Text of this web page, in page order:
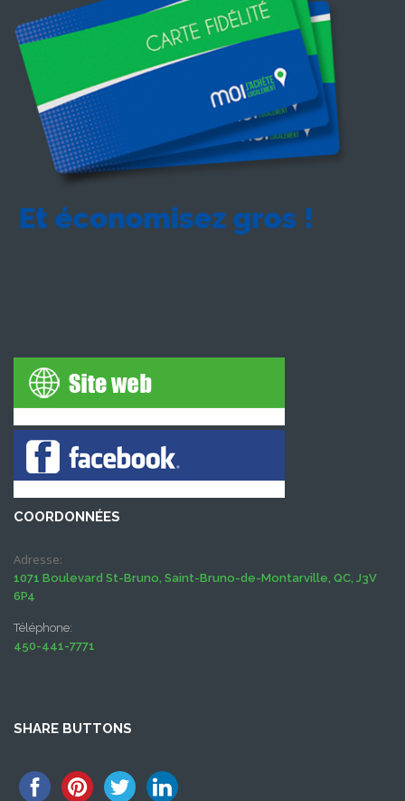
COORDONNÉES
Adresse:
1071 Boulevard St-Bruno, Saint-Bruno-de-Montarville, QC, J3V
6P4
Téléphone:
450-441-7771
SHARE BUTTONS